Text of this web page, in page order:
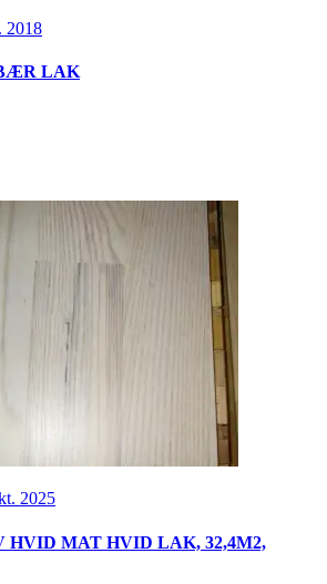
2018
LAK
2025
HVID MAT HVID LAK, 32,4M2,